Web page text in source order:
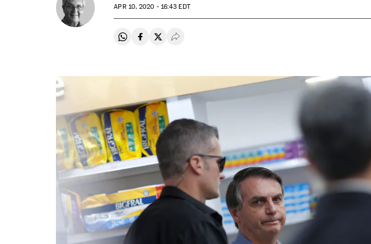
APR10, 2020 - 16:43 EDT
Compartir en Whatsapp
Compartir en Facebook
Compartir en Twitter
Desplegar Redes Sociales